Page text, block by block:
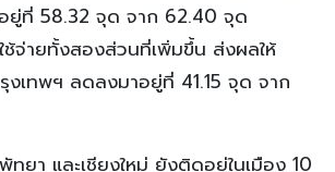
ยู่ที่ 58.32 จุด จาก 62.40 จุด
ช้จ่ายทั้งสองส่วนที่เพิ่มขึ้น ส่งผลให้
เทพฯ ลดลงมาอยู่ที่ 41.15 จุด จาก
ยา และเชียงใหม่ ยังติดอยู่ในเมือง 10